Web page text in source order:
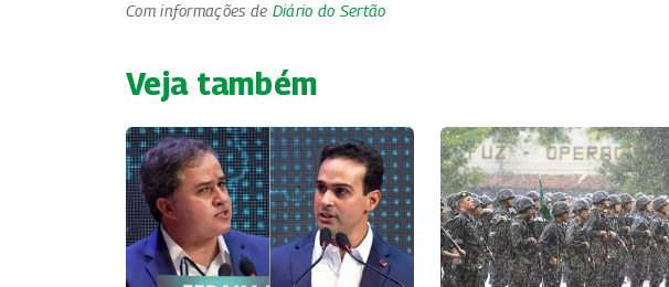
Com informações de Diário do Sertão
Veja também